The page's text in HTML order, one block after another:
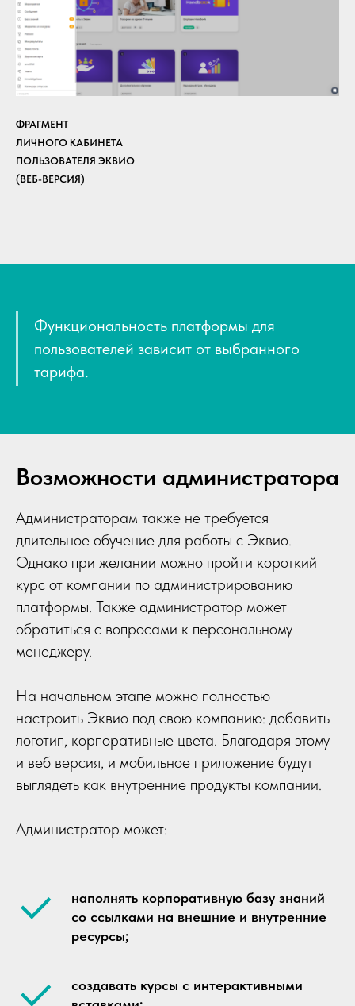
ФРАГМЕНТ
ЛИЧНОГО КАБИНЕТА
ПОЛЬЗОВАТЕЛЯ ЭКВИО
(ВЕБ-ВЕРСИЯ)
Функциональность платформы для
пользователей зависит от выбранного
тарифа.
Возможности администратора
Администраторам также не требуется
длительное обучение для работы с Эквио.
Однако при желании можно пройти короткий
курс от компании по администрированию
платформы. Также администратор может
обратиться с вопросами к персональному
менеджеру.
На начальном этапе можно полностью
настроить Эквио под свою компанию: добавить
логотип, корпоративные цвета. Благодаря этому
и веб версия, и мобильное приложение будут
выглядеть как внутренние продукты компании.
Администратор может:
наполнять корпоративную базу знаний
со ссылками на внешние и внутренние
ресурсы;
создавать курсы с интерактивными